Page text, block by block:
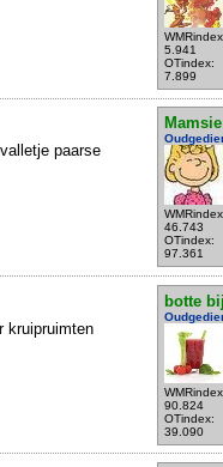
5.941
OTindex:
7.899
Mamsie
46.743
OTindex:
97.361
paarse
botte
90.824
OTindex:
39.090
kruipruimten